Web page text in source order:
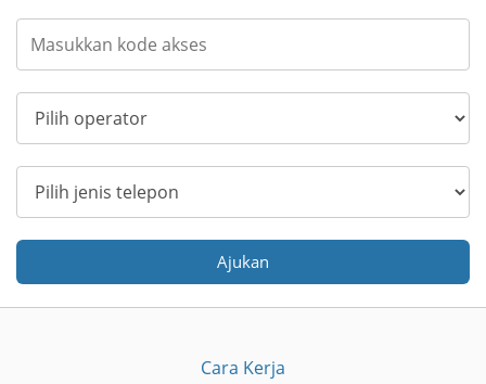
Ajukan
Cara Kerja